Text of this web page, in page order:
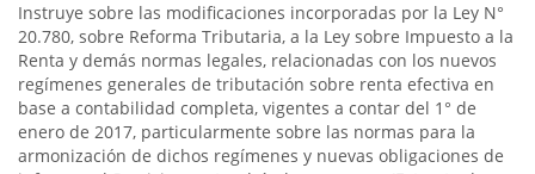
Instruye sobre las modificaciones incorporadas por la Ley N°
20.780, sobre Reforma Tributaria, a la Ley sobre Impuesto a la
Renta y demás normas legales, relacionadas con los nuevos
regímenes generales de tributación sobre renta efectiva en
base a contabilidad completa, vigentes a contar del 1° de
enero de 2017, particularmente sobre las normas para la
armonización de dichos regímenes y nuevas obligaciones de